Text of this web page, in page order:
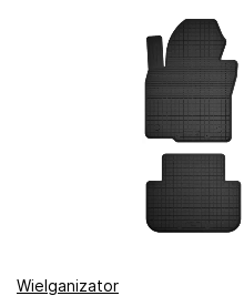
Wielganizator